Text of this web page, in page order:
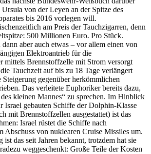
von der Leyen an der Spitze des
bis 2016 vorlegen will.
am Preis der Tauchzigarren, denn
500 Millionen Euro. Pro Stück.
aber auch etwas – vor allem einen von
Elektroantrieb für die
mittels Brennstoffzelle mit Strom versorgt
Tauchzeit auf bis zu 18 Tage verlängert
Steigerung gegenüber herkömmlichen
Das verleitete Euphoriker bereits dazu,
kleinen Mannes“ zu sprechen. Im Hinblick
gebauten Schiffe der Dolphin-Klasse
mit Brennstoffzellen ausgestattet) ist das
Israel rüstet die Schiffe nach
Abschuss von nuklearen Cruise Missiles um.
ist das seit Jahren bekannt, trotzdem hat sie
weggeschenkt: Große Teile der Kosten